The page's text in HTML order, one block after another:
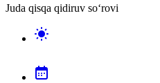
Juda qisqa qidiruv so‘rovi